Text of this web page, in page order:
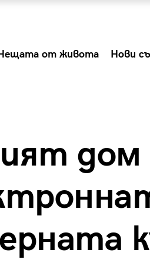
от живота Нови
дом
Summer Prelude: как